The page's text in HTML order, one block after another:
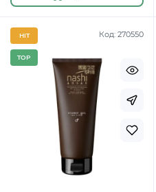
Код: 270550
HIT
TOP